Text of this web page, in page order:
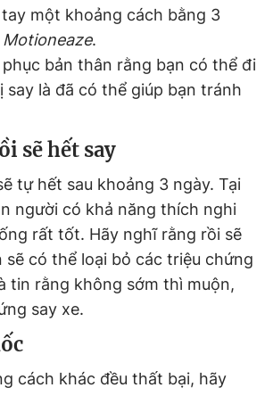
một khoảng cách bằng 3
Motioneaze.
bản thân rằng bạn có thể đi
say là đã có thể giúp bạn tránh
sẽ hết say
tự hết sau khoảng 3 ngày. Tại
người có khả năng thích nghi
rất tốt. Hãy nghĩ rằng rồi sẽ
sẽ có thể loại bỏ các triệu chứng
tin rằng không sớm thì muộn,
say xe.
cách khác đều thất bại, hãy